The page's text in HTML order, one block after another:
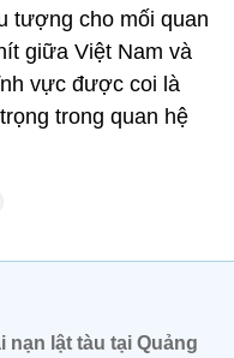
tượng cho mối quan
giữa Việt Nam và
vực được coi là
trong quan hệ
lật tàu tại Quảng